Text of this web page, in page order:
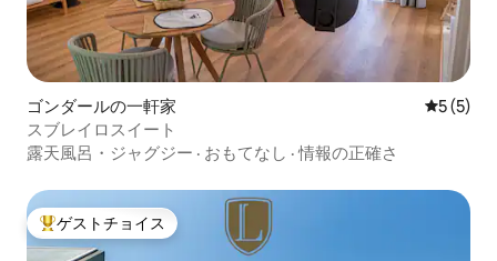
ゴンダールの一軒家 レビュー
5 (5)
スブレイロスイート
露天風呂・ジャグジー · おもてなし ·情報の正確さ
大好評のゲストチョイスです。
ゲストチョイス